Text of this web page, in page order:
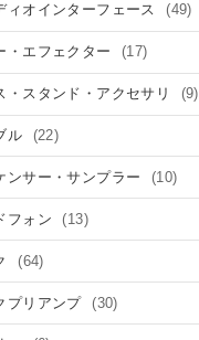
ィオインターフェース (49)
・エフェクター (17)
・スタンド・アクセサリ (9)
ル (22)
ンサー・サンプラー (10)
フォン (13)
(64)
プリアンプ (30)